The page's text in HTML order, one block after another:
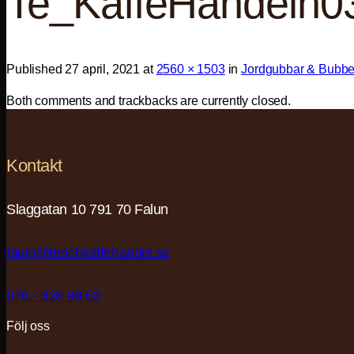
Published 27 april, 2021 at 2560 × 1503inJordgubbar &
Both comments and trackbacks are currently closed.
Kontakt
Slaggatan 10 791 70 Falun
falun@teochkaffehandel.se
076 - 328 99 53
Följ oss